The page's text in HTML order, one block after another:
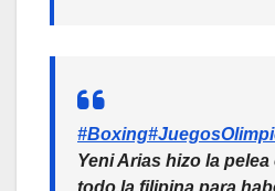
#Boxing
Yeni Arias hizo la